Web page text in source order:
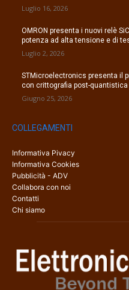
Luglio 16, 2026
OMRON presenta i nuovi relè
potenza ad alta tensione e di
Luglio 2, 2026
STMicroelectronics presenta il
con crittografia post-quantistica
Giugno 25, 2026
COLLEGAMENTI
Informativa Pivacy
Informativa Cookies
Pubblicità - ADV
Collabora con noi
Contatti
Chi siamo